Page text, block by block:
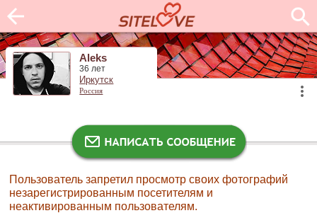
Aleks
36 лет
Иркутск
Россия
Пользователь запретил просмотр своих фотографий
незарегистрированным посетителям и
неактивированным пользователям.